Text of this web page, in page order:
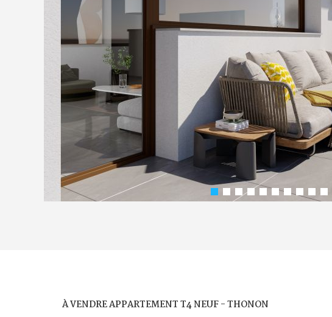
À VENDRE APPARTEMENT T4 NEUF - THONON